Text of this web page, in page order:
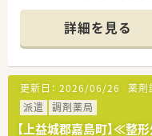
ことが可能です。
■有給休暇も時間単
ルに合わせて柔軟に
【募集背景と求める
■今回、体制強化のた
だける方を求めていま
■地域医療に貢献し
詳細を見る
更新日： 2026/06/26 薬剤
派遣
調剤薬局
【上益城郡嘉島町】≪整